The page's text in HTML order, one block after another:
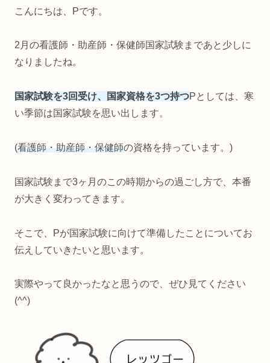
こんにちは、Pです。
2月の看護師・助産師・保健師国家試験まであと少しに
なりましたね。
国家試験を3回受け、国家資格を3つ持つPとしては、寒
い季節は国家試験を思い出します。
(看護師・助産師・保健師の資格を持っています。)
国家試験まで3ヶ月のこの時期からの過ごし方で、本番
が大きく変わってきます。
そこで、Pが国家試験に向けて準備したことについてお
伝えしていきたいと思います。
実際やって良かったなと思うので、ぜひ見てください
(^^)